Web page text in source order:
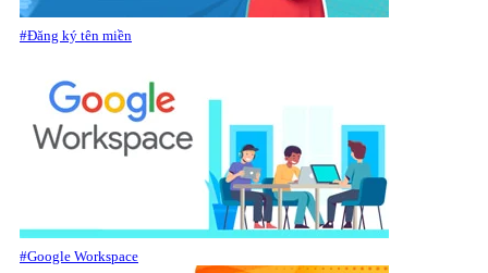
#Đăng ký tên miền
#Google Workspace